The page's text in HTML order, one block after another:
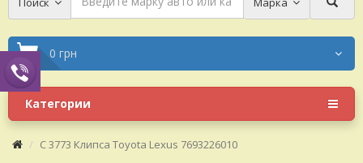
0 грн
Категории
C 3773 Клипса Toyota Lexus 7693226010